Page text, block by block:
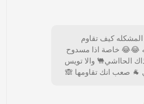
المشكله كيف تقاوم
😂😂 خاصة اذا مسدوح
الحااشي🐫 والا تويس
🐐 صعب انك تقاومها 🙈